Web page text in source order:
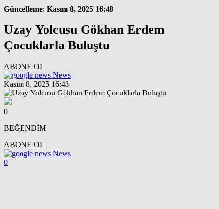
Güncelleme: Kasım 8, 2025 16:48
Uzay Yolcusu Gökhan Erdem
Çocuklarla Buluştu
ABONE OL
News
Kasım 8, 2025 16:48
0
BEĞENDİM
ABONE OL
News
0